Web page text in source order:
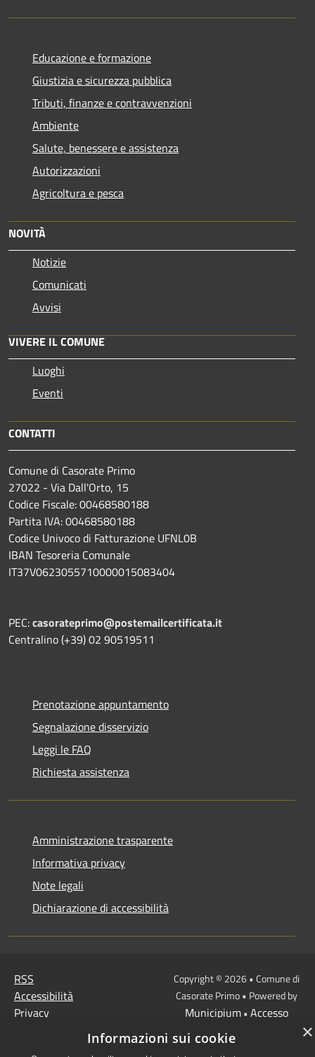
Educazione e formazione
Giustizia e sicurezza pubblica
Tributi, finanze e contravvenzioni
Ambiente
Salute, benessere e assistenza
Autorizzazioni
Agricoltura e pesca
NOVITÀ
Notizie
Comunicati
Avvisi
VIVERE IL COMUNE
Luoghi
Eventi
CONTATTI
Comune di Casorate Primo
27022 - Via Dall'Orto, 15
Codice Fiscale: 00468580188
Partita IVA: 00468580188
Codice Univoco di Fatturazione UFNL0B
IBAN Tesoreria Comunale
IT37V0623055710000015083404
PEC:casorateprimo@postemailcertificata.it
Centralino (+39) 02 90519511
Prenotazione appuntamento
Segnalazione disservizio
Leggi le FAQ
Richiesta assistenza
Amministrazione trasparente
Informativa privacy
Note legali
Dichiarazione di accessibilità
RSS
Accessibilità
Privacy
Copyright © 2026 • Comune di
Casorate Primo • Powered by
Municipium• Accesso
redazione
×
Informazioni sui cookie